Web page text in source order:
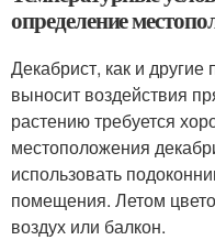
определение
Декабрист, как и другие
выносит воздействия
растению требуется
местоположения
использовать
помещения. Летом
воздух или балкон.